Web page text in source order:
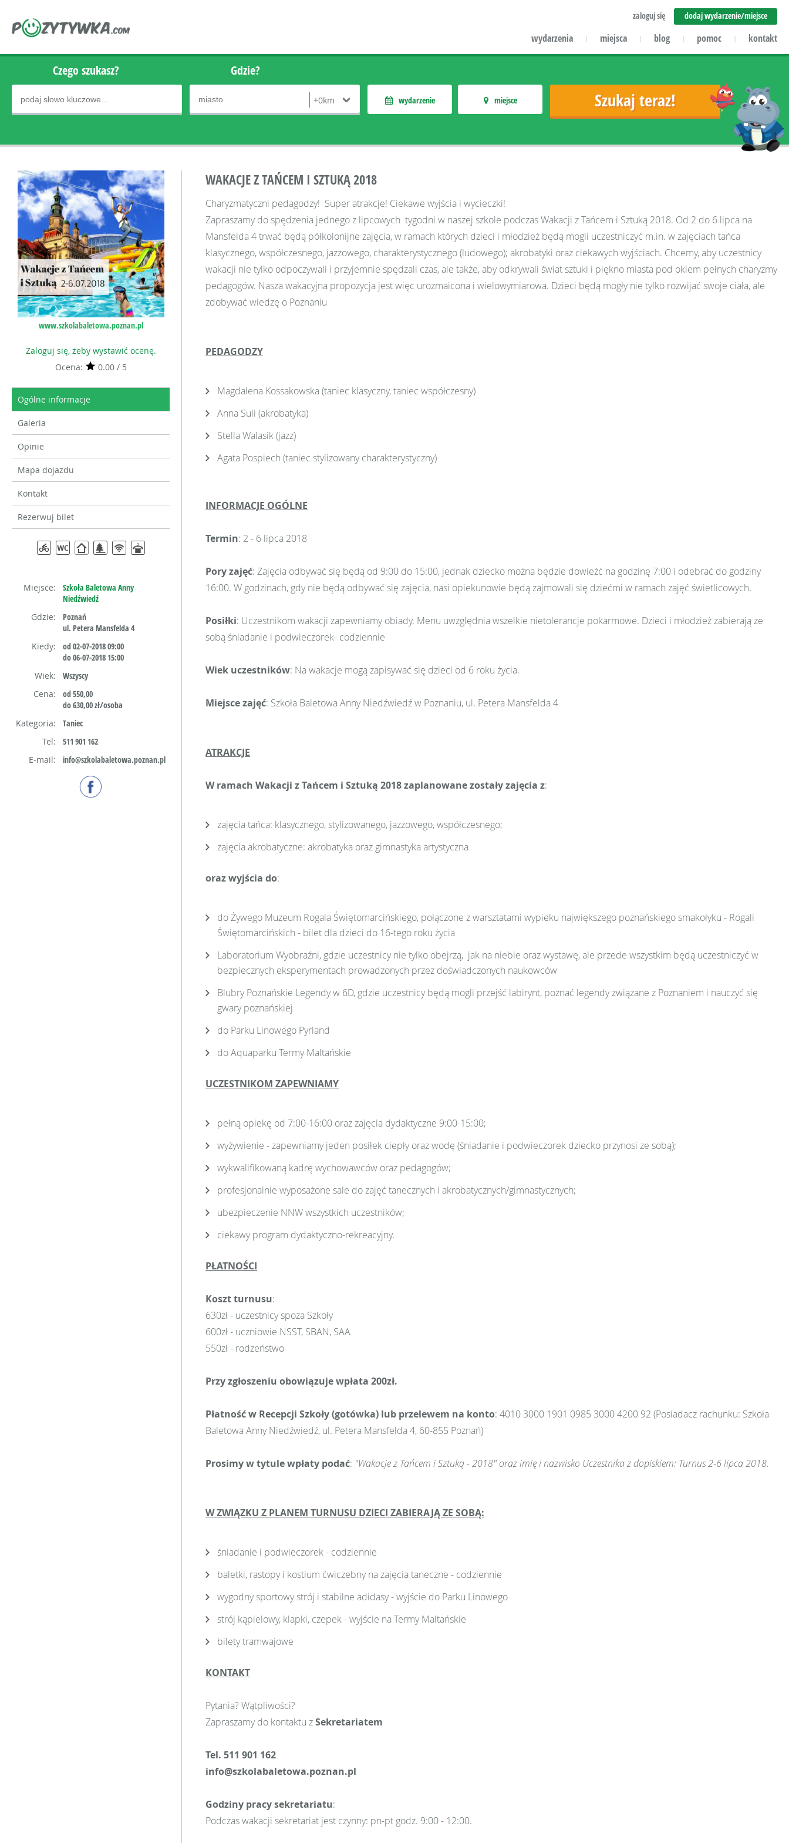
zaloguj się dodaj wydarzenie/miejsce
wydarzenia | miejsca | blog | pomoc | kontakt
Czego szukasz? Gdzie?
wydarzenie miejsce
www.szkolabaletowa.poznan.pl
Zaloguj się, żeby wystawić ocenę.
Ocena:
0.00 / 5
Ogólne informacje
Galeria
Opinie
Mapa dojazdu
Kontakt
Rezerwuj bilet
Miejsce:
Szkoła Baletowa Anny
Niedźwiedź
Gdzie:
Poznań
ul. Petera Mansfelda 4
Kiedy:
od 02-07-2018 09:00
do 06-07-2018 15:00
Wiek:
Wszyscy
Cena:
od 550,00
do 630,00 zł/osoba
Kategoria:
Taniec
Tel:
511 901 162
E-mail:
info@szkolabaletowa.poznan.pl
WAKACJE Z TAŃCEM I SZTUKĄ 2018
Charyzmatyczni pedagodzy! Super atrakcje! Ciekawe wyjścia i wycieczki!
Zapraszamy do spędzenia jednego z lipcowych tygodni w naszej szkole podczas Wakacji z Tańcem i Sztuką 2018. Od 2 do 6 lipca na
Mansfelda 4 trwać będą półkolonijne zajęcia, w ramach których dzieci i młodzież będą mogli uczestniczyć m.in. w zajęciach tańca
klasycznego, współczesnego, jazzowego, charakterystycznego (ludowego); akrobatyki oraz ciekawych wyjściach. Chcemy, aby uczestnicy
wakacji nie tylko odpoczywali i przyjemnie spędzali czas, ale także, aby odkrywali świat sztuki i piękno miasta pod okiem pełnych charyzmy
pedagogów. Nasza wakacyjna propozycja jest więc urozmaicona i wielowymiarowa. Dzieci będą mogły nie tylko rozwijać swoje ciała, ale
zdobywać wiedzę o Poznaniu
PEDAGODZY
Magdalena Kossakowska (taniec klasyczny, taniec współczesny)
Anna Suli (akrobatyka)
Stella Walasik (jazz)
Agata Pospiech (taniec stylizowany charakterystyczny)
INFORMACJE OGÓLNE
Termin: 2 - 6 lipca 2018
Pory zajęć: Zajęcia odbywać się będą od 9:00 do 15:00, jednak dziecko można będzie dowieźć na godzinę 7:00 i odebrać do godziny
16:00. W godzinach, gdy nie będą odbywać się zajęcia, nasi opiekunowie będą zajmowali się dziećmi w ramach zajęć świetlicowych.
Posiłki: Uczestnikom wakacji zapewniamy obiady. Menu uwzględnia wszelkie nietolerancje pokarmowe. Dzieci i młodzież zabierają ze
sobą śniadanie i podwieczorek- codziennie
Wiek uczestników: Na wakacje mogą zapisywać się dzieci od 6 roku życia.
Miejsce zajęć: Szkoła Baletowa Anny Niedźwiedź w Poznaniu, ul. Petera Mansfelda 4
ATRAKCJE
W ramach Wakacji z Tańcem i Sztuką 2018 zaplanowane zostały zajęcia z:
zajęcia tańca: klasycznego, stylizowanego, jazzowego, współczesnego;
zajęcia akrobatyczne: akrobatyka oraz gimnastyka artystyczna
oraz wyjścia do:
do Żywego Muzeum Rogala Świętomarcińskiego, połączone z warsztatami wypieku największego poznańskiego smakołyku - Rogali
Świętomarcińskich - bilet dla dzieci do 16-tego roku życia
Laboratorium Wyobraźni, gdzie uczestnicy nie tylko obejrzą, jak na niebie oraz wystawę, ale przede wszystkim będą uczestniczyć w
bezpiecznych eksperymentach prowadzonych przez doświadczonych naukowców
Blubry Poznańskie Legendy w 6D, gdzie uczestnicy będą mogli przejść labirynt, poznać legendy związane z Poznaniem i nauczyć się
gwary poznańskiej
do Parku Linowego Pyrland
do Aquaparku Termy Maltańskie
UCZESTNIKOM ZAPEWNIAMY
pełną opiekę od 7:00-16:00 oraz zajęcia dydaktyczne 9:00-15:00;
wyżywienie - zapewniamy jeden posiłek ciepły oraz wodę (śniadanie i podwieczorek dziecko przynosi ze sobą);
wykwalifikowaną kadrę wychowawców oraz pedagogów;
profesjonalnie wyposażone sale do zajęć tanecznych i akrobatycznych/gimnastycznych;
ubezpieczenie NNW wszystkich uczestników;
ciekawy program dydaktyczno-rekreacyjny.
PŁATNOŚCI
Koszt turnusu:
630zł - uczestnicy spoza Szkoły
600zł - uczniowie NSST, SBAN, SAA
550zł - rodzeństwo
Przy zgłoszeniu obowiązuje wpłata 200zł.
Płatność w Recepcji Szkoły (gotówka) lub przelewem na konto: 4010 3000 1901 0985 3000 4200 92 (Posiadacz rachunku: Szkoła
Baletowa Anny Niedźwiedź, ul. Petera Mansfelda 4, 60-855 Poznań)
Prosimy w tytule wpłaty podać: "Wakacje z Tańcem i Sztuką - 2018" oraz imię i nazwisko Uczestnika z dopiskiem: Turnus 2-6 lipca 2018.
W ZWIĄZKU Z PLANEM TURNUSU DZIECI ZABIERAJĄ ZE SOBĄ:
śniadanie i podwieczorek - codziennie
baletki, rastopy i kostium ćwiczebny na zajęcia taneczne - codziennie
wygodny sportowy strój i stabilne adidasy - wyjście do Parku Linowego
strój kąpielowy, klapki, czepek - wyjście na Termy Maltańskie
bilety tramwajowe
KONTAKT
Pytania? Wątpliwości?
Zapraszamy do kontaktu zSekretariatem
Tel. 511 901 162
info@szkolabaletowa.poznan.pl
Godziny pracy sekretariatu:
Podczas wakacji sekretariat jest czynny: pn-pt godz. 9:00 - 12:00.